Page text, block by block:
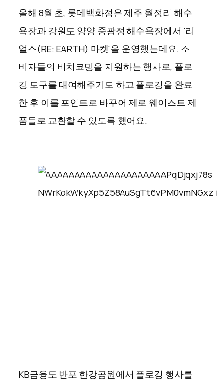
올해 8월 초, 롯데백화점은 제주 월정리 해수
욕장과 강원도 양양 중광정 해수욕장에서 '리
얼스(RE: EARTH) 마켓'을 운영했는데요. 소
비자들의 비치코밍을 지원하는 행사로, 플로
깅 도구를 대여해주기도 하고 플로깅을 완료
한 후 이를 포인트로 바꾸어 제로 웨이스트 제
품들로 교환할 수 있도록 했어요.
KB금융도 반포 한강공원에서 플로깅 행사를